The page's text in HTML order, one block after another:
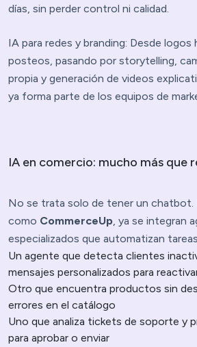
días, sin perder control ni calidad.
IA para redes y branding: Desde logos
posteos, pasando por storytelling,
propia y generación de videos
ya forma parte de los equipos de
IA en comercio: mucho más que
No se trata solo de tener un chatbot.
como CommerceUp, ya se integran
especializados que automatizan
Un agente que detecta clientes
mensajes personalizados para
Otro que encuentra productos sin
errores en el catálogo
Uno que analiza tickets de soporte y
para aprobar o enviar